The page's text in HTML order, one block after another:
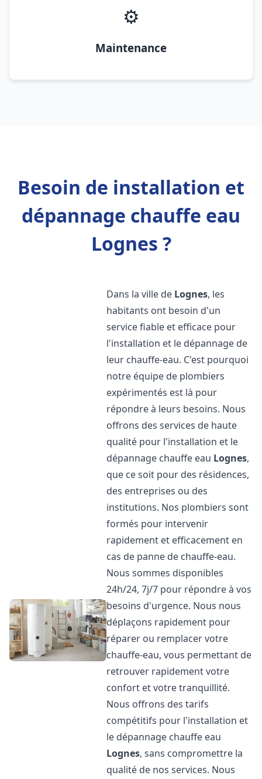
⚙️
Maintenance
Besoin de installation et
dépannage chauffe eau
Lognes ?
Dans la ville de Lognes, les
habitants ont besoin d'un
service fiable et efficace pour
l'installation et le dépannage de
leur chauffe-eau. C'est pourquoi
notre équipe de plombiers
expérimentés est là pour
répondre à leurs besoins. Nous
offrons des services de haute
qualité pour l'installation et le
dépannage chauffe eau Lognes,
que ce soit pour des résidences,
des entreprises ou des
institutions. Nos plombiers sont
formés pour intervenir
rapidement et efficacement en
cas de panne de chauffe-eau.
Nous sommes disponibles
24h/24, 7j/7 pour répondre à vos
besoins d'urgence. Nous nous
déplaçons rapidement pour
réparer ou remplacer votre
chauffe-eau, vous permettant de
retrouver rapidement votre
confort et votre tranquillité.
Nous offrons des tarifs
compétitifs pour l'installation et
le dépannage chauffe eau
Lognes, sans compromettre la
qualité de nos services. Nous